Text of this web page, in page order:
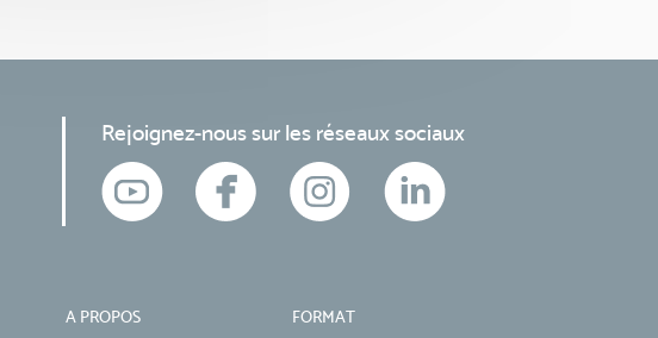
Rejoignez-nous sur les réseaux sociaux
A PROPOS FORMAT